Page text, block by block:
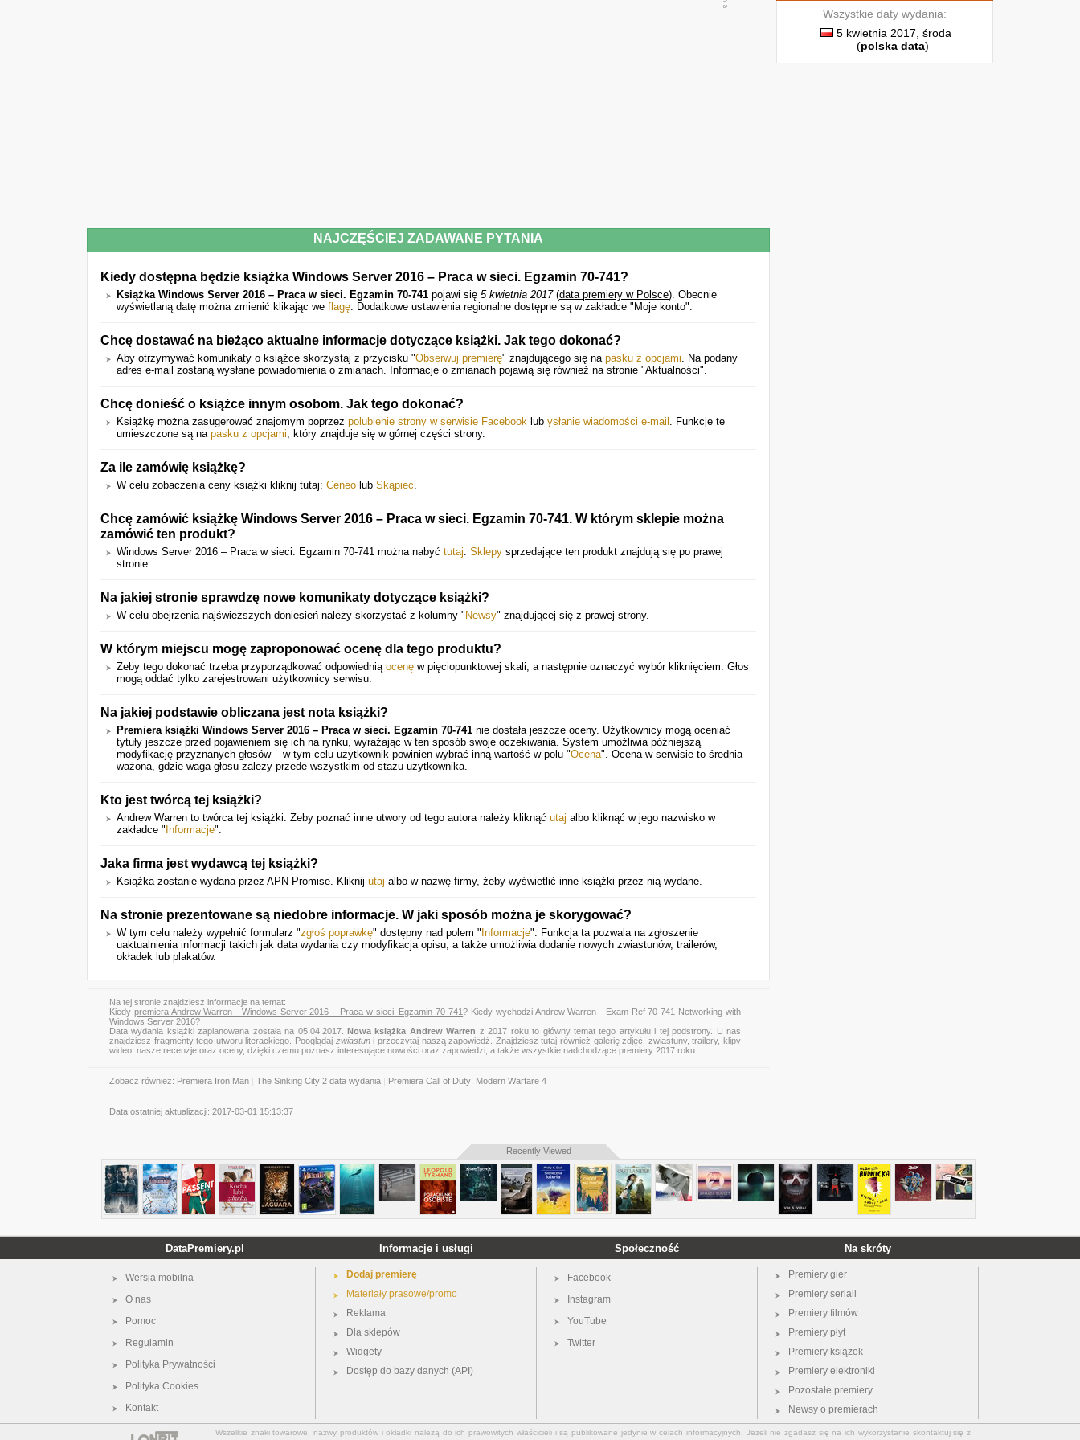
NAJCZĘŚCIEJ ZADAWANE PYTANIA
Kiedy dostępna będzie książka Windows Server 2016 – Praca w sieci. Egzamin 70-741?
Książka Windows Server 2016 – Praca w sieci. Egzamin 70-741 pojawi się 5 kwietnia 2017(data premiery w Polsce). Obecnie
wyświetlaną datę można zmienić klikając we flagę. Dodatkowe ustawienia regionalne dostępne są w zakładce "Moje konto".
Chcę dostawać na bieżąco aktualne informacje dotyczące książki. Jak tego dokonać?
Aby otrzymywać komunikaty o książce skorzystaj z przycisku "Obserwuj premierę" znajdującego się na pasku z opcjami. Na podany
adres e-mail zostaną wysłane powiadomienia o zmianach. Informacje o zmianach pojawią się również na stronie "Aktualności".
Chcę donieść o książce innym osobom. Jak tego dokonać?
Książkę można zasugerować znajomym poprzez polubienie strony w serwisie Facebook lub ysłanie wiadomości e-mail . Funkcje te
umieszczone są na pasku z opcjami, który znajduje się w górnej części strony.
Za ile zamówię książkę?
W celu zobaczenia ceny książki kliknij tutaj: Ceneo lub Skąpiec.
Chcę zamówić książkę Windows Server 2016 – Praca w sieci. Egzamin 70-741. W którym sklepie można
zamówić ten produkt?
Windows Server 2016 – Praca w sieci. Egzamin 70-741 można nabyć tutaj. Sklepy sprzedające ten produkt znajdują się po prawej
stronie.
Na jakiej stronie sprawdzę nowe komunikaty dotyczące książki?
W celu obejrzenia najświeższych doniesień należy skorzystać z kolumny " Newsy" znajdującej się z prawej strony.
W którym miejscu mogę zaproponować ocenę dla tego produktu?
Żeby tego dokonać trzeba przyporządkować odpowiednią ocenę w pięciopunktowej skali, a następnie oznaczyć wybór kliknięciem. Głos
mogą oddać tylko zarejestrowani użytkownicy serwisu.
Na jakiej podstawie obliczana jest nota książki?
Premiera książki Windows Server 2016 – Praca w sieci. Egzamin 70-741 nie dostała jeszcze oceny. Użytkownicy mogą oceniać
tytuły jeszcze przed pojawieniem się ich na rynku, wyrażając w ten sposób swoje oczekiwania. System umożliwia późniejszą
modyfikację przyznanych głosów – w tym celu użytkownik powinien wybrać inną wartość w polu "Ocena". Ocena w serwisie to średnia
ważona, gdzie waga głosu zależy przede wszystkim od stażu użytkownika.
Kto jest twórcą tej książki?
Andrew Warren to twórca tej książki. Żeby poznać inne utwory od tego autora należy kliknąć utaj albo kliknąć w jego nazwisko w
zakładce " Informacje".
Jaka firma jest wydawcą tej książki?
Książka zostanie wydana przez APN Promise. Kliknij utaj albo w nazwę firmy, żeby wyświetlić inne książki przez nią wydane.
Na stronie prezentowane są niedobre informacje. W jaki sposób można je skorygować?
W tym celu należy wypełnić formularz "zgłoś poprawkę" dostępny nad polem " Informacje". Funkcja ta pozwala na zgłoszenie
uaktualnienia informacji takich jak data wydania czy modyfikacja opisu, a także umożliwia dodanie nowych zwiastunów, trailerów,
okładek lub plakatów.
Na tej stronie znajdziesz informacje na temat:
Kiedy premiera Andrew Warren - Windows Server 2016 – Praca w sieci. Egzamin 70-741? Kiedy wychodzi Andrew Warren - Exam Ref 70-741 Networking with
Windows Server 2016?
Data wydania książki zaplanowana została na 05.04.2017.Nowa książka Andrew Warren z 2017 roku to główny temat tego artykułu i tej podstrony. U nas
znajdziesz fragmenty tego utworu literackiego. Pooglądaj zwiastuni przeczytaj naszą zapowiedź. Znajdziesz tutaj również galerię zdjęć, zwiastuny, trailery, klipy
wideo, nasze recenzje oraz oceny, dzięki czemu poznasz interesujące nowości oraz zapowiedzi, a także wszystkie nadchodzące premiery 2017 roku.
Zobacz również: Premiera Iron Man The Sinking City 2 data wydania Premiera Call of Duty: Modern Warfare 4
Data ostatniej aktualizacji: 2017-03-01 15:13:37
Wszystkie daty wydania:
5 kwietnia 2017, środa
(polska data)
Recently Viewed
DataPremiery.pl
Wersja mobilna
O nas
Pomoc
Regulamin
Polityka Prywatności
Polityka Cookies
Kontakt
Informacje i usługi
Dodaj premierę
Materiały prasowe/promo
Reklama
Dla sklepów
Widgety
Dostęp do bazy danych (API)
Społeczność
Facebook
Instagram
YouTube
Twitter
Na skróty
Premiery gier
Premiery seriali
Premiery filmów
Premiery płyt
Premiery książek
Premiery elektroniki
Pozostałe premiery
Newsy o premierach
Wszelkie znaki towarowe, nazwy produktów i okładki należą do ich prawowitych właścicieli i są publikowane jedynie w celach informacyjnych. Jeżeli nie zgadasz się na ich wykorzystanie skontaktuj się z